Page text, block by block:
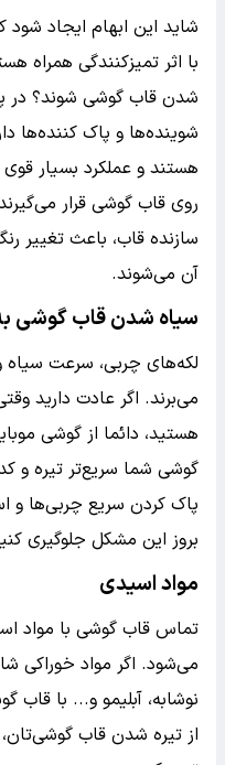
شاید این ابهام ایجاد
با اثر تمیزکنندگی همراه
شدن قاب گوشی شوند؟ در
شوینده‌ها و پاک کننده‌ها
هستند و عملکرد بسیار قوی
روی قاب گوشی قرار
سازنده قاب، باعث تغییر
آن می‌شوند.
سیاه شدن قاب گوشی
لکه‌های چربی، سرعت سیاه
می‌برند. اگر عادت دارید
هستید، دائما از گوشی
گوشی شما سریع‌تر تیره و
پاک کردن سریع‌ چربی‌ها و
بروز این مشکل جلوگیری
مواد اسیدی
تماس قاب گوشی با مواد
می‌شود. اگر مواد خوراکی
نوشابه، آبلیمو و... با قاب
از تیره شدن قاب